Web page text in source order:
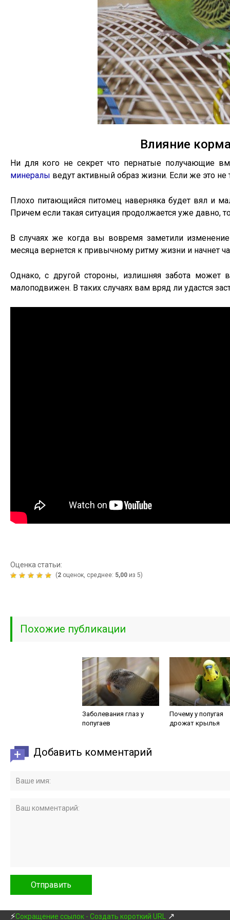
Влияние
Ни для кого не секрет что пернатые получающие
минералы ведут активный образ жизни. Если же это
Плохо питающийся питомец наверняка будет вял и
Причем если такая ситуация продолжается уже давно,
В случаях же когда вы вовремя заметили
месяца вернется к привычному ритму жизни и начнет
Однако, с другой стороны, излишняя забота
малоподвижен. В таких случаях вам вряд ли удастся
Оценка статьи:
(2оценок, среднее: 5,00из 5)
Похожие публикации
Заболевания глаз у
попугаев
Почему у попугая
дрожат крылья
Добавить комментарий
⚡Сокращение ссылок - Создать короткий URL ↗